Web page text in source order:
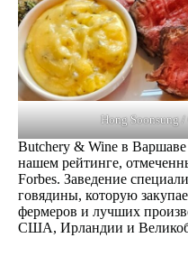
Hong Soonsung
Butchery & Wine в
нашем рейтинге,
Forbes. Заведение
говядины, которую
фермеров и лучших
США, Ирландии и